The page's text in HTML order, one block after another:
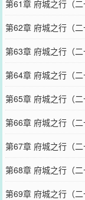
第61章 府城之行（二
第62章 府城之行（二
第63章 府城之行（二
第64章 府城之行（二
第65章 府城之行（二
第66章 府城之行（二
第67章 府城之行（二
第68章 府城之行（二
第69章 府城之行（二